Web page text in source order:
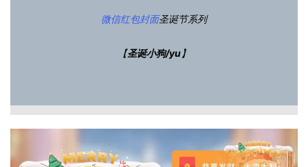
微信红包封面圣诞节系列
【圣诞小狗/yu】